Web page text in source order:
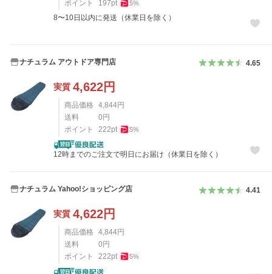
ポイント
197pt 5%
8〜10日以内に発送（休業日を除く）
ナチュラム アウトドア専門店 4.65
実質 4,622円
商品価格 4,844円
送料
0円
ポイント
222pt 5%
12時までのご注文で明日にお届け（休業日を除く）
ナチュラム Yahoo!ショッピング店 4.41
実質 4,622円
商品価格 4,844円
送料
0 円
ポイント
222pt 5%